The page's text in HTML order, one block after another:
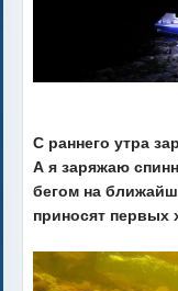
С раннего утра
А я заряжаю
бегом на
приносят первых